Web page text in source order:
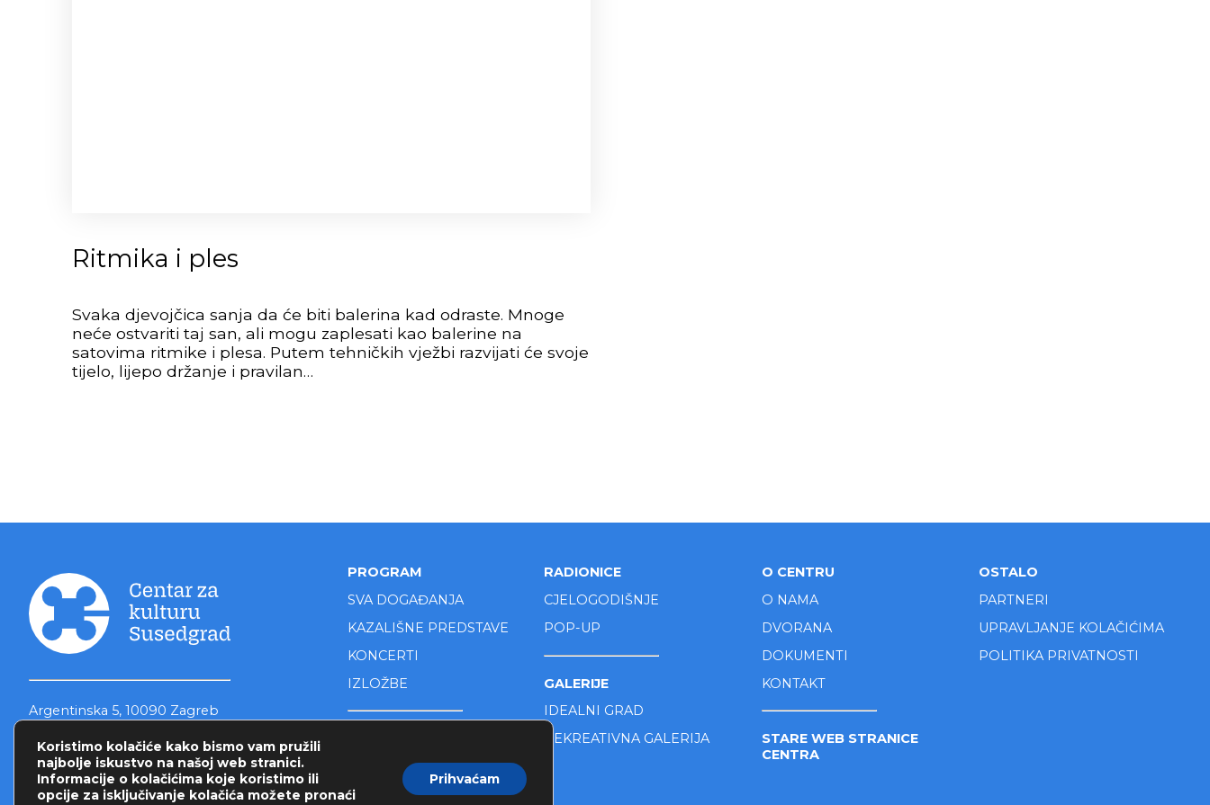
Ritmika i ples
Svaka djevojčica sanja da će biti balerina kad odraste. Mnoge
neće ostvariti taj san, ali mogu zaplesati kao balerine na
satovima ritmike i plesa. Putem tehničkih vježbi razvijati će svoje
tijelo, lijepo držanje i pravilan…
Argentinska 5, 10090 Zagreb
info@czkio-susedgrad.hr
PROGRAM
SVA DOGAĐANJA
KAZALIŠNE PREDSTAVE
KONCERTI
IZLOŽBE
RADIONICE
CJELOGODIŠNJE
POP-UP
GALERIJE
IDEALNI GRAD
REKREATIVNA GALERIJA
O CENTRU
O NAMA
DVORANA
DOKUMENTI
KONTAKT
STARE WEB STRANICE
CENTRA
OSTALO
PARTNERI
UPRAVLJANJE KOLAČIĆIMA
POLITIKA PRIVATNOSTI
Koristimo kolačiće kako bismo vam pružili
najbolje iskustvo na našoj web stranici.
Informacije o kolačićima koje koristimo ili
opcije za isključivanje kolačića možete pronaći
Prihvaćam